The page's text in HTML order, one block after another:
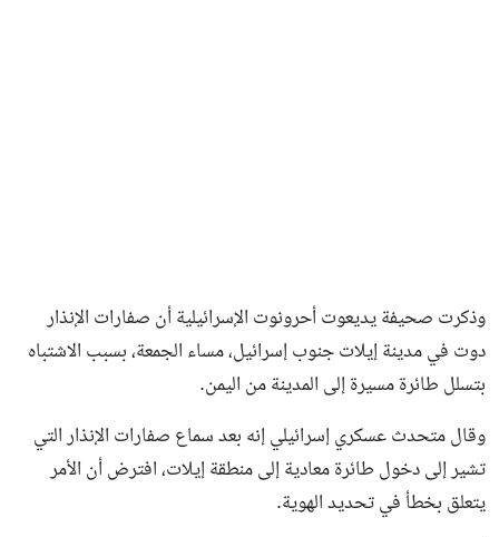
وذكرت صحيفة يديعوت أحرونوت الإسرائيلية أن صفارات الإنذار
دوت في مدينة إيلات جنوب إسرائيل، مساء الجمعة، بسبب الاشتباه
بتسلل طائرة مسيرة إلى المدينة من اليمن.
وقال متحدث عسكري إسرائيلي إنه بعد سماع صفارات الإنذار التي
تشير إلى دخول طائرة معادية إلى منطقة إيلات، افترض أن الأمر
يتعلق بخطأ في تحديد الهوية.